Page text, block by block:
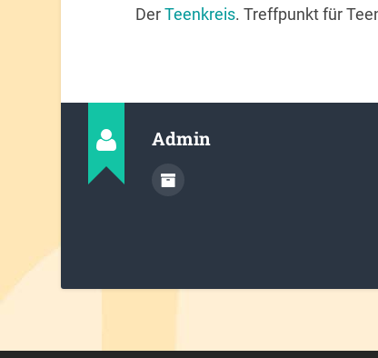
DerTeenkreis. Treffpunkt für
Admin